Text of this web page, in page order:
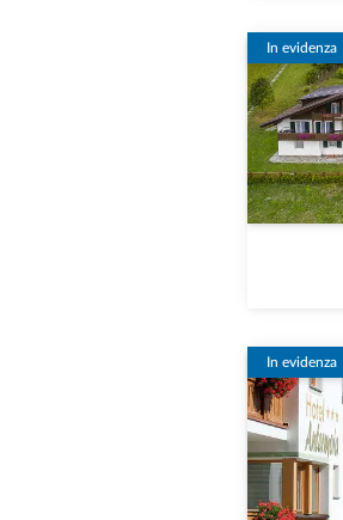
In evidenza
In evidenza